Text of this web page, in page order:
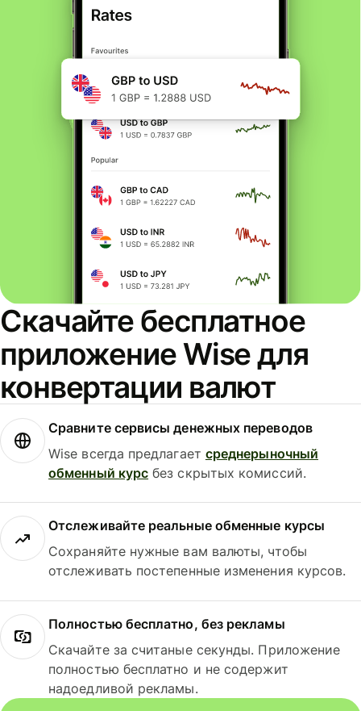
Скачайте бесплатное
приложение Wise для
конвертации валют
Сравните сервисы денежных переводов
Wise всегда предлагает среднерыночный
обменный курс без скрытых комиссий.
Отслеживайте реальные обменные курсы
Сохраняйте нужные вам валюты, чтобы
отслеживать постепенные изменения курсов.
Полностью бесплатно, без рекламы
Скачайте за считаные секунды. Приложение
полностью бесплатно и не содержит
надоедливой рекламы.